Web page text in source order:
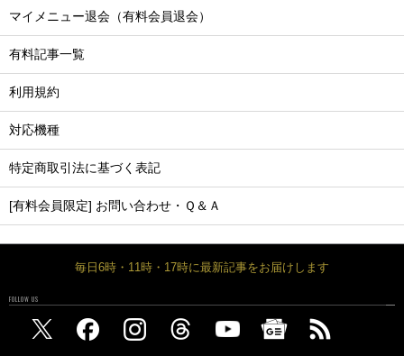
マイメニュー退会（有料会員退会）
有料記事一覧
利用規約
対応機種
特定商取引法に基づく表記
[有料会員限定] お問い合わせ・Ｑ＆Ａ
毎日6時・11時・17時に最新記事をお届けします
FOLLOW US